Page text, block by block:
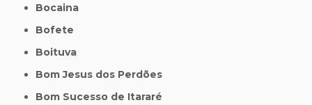
Bocaina
Bofete
Boituva
Bom Jesus dos Perdões
Bom Sucesso de Itararé